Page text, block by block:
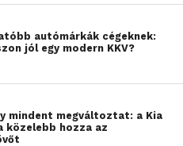
autómárkák cégeknek:
jól egy modern KKV?
mindent megváltoztat: a Kia
közelebb hozza az